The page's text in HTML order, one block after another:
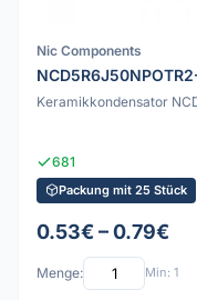
Nic Components
Keramikkondensator
681
Packung mit 25 Stück
0.53€ – 0.79€
Menge: Min: 1